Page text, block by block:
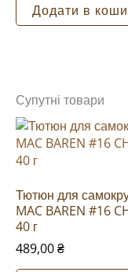
Додати в
Супутні товари
Тютюн для
MAC BAREN #16
40 г
489,00₴